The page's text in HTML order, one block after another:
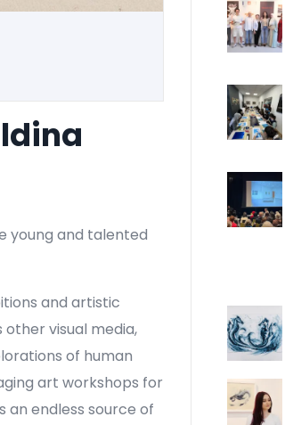
young and talented
and artistic
visual media,
of human
art workshops for
an endless source of